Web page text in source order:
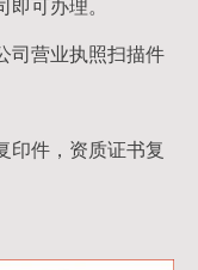
即可办理。
司营业执照扫描件
印件，资质证书复